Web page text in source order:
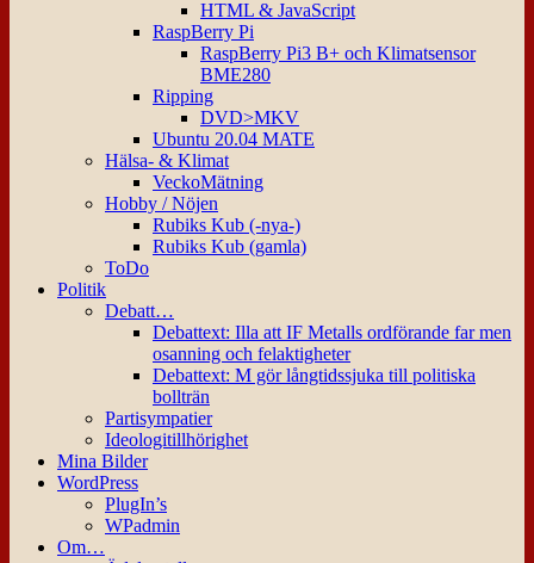
HTML & JavaScript
RaspBerry Pi
RaspBerry Pi3 B+ och Klimatsensor
BME280
Ripping
DVD>MKV
Ubuntu 20.04 MATE
Hälsa- & Klimat
VeckoMätning
Hobby / Nöjen
Rubiks Kub (-nya-)
Rubiks Kub (gamla)
ToDo
Politik
Debatt…
Debattext: Illa att IF Metalls ordförande far men
osanning och felaktigheter
Debattext: M gör långtidssjuka till politiska
bollträn
Partisympatier
Ideologitillhörighet
Mina Bilder
WordPress
PlugIn’s
WPadmin
Om…